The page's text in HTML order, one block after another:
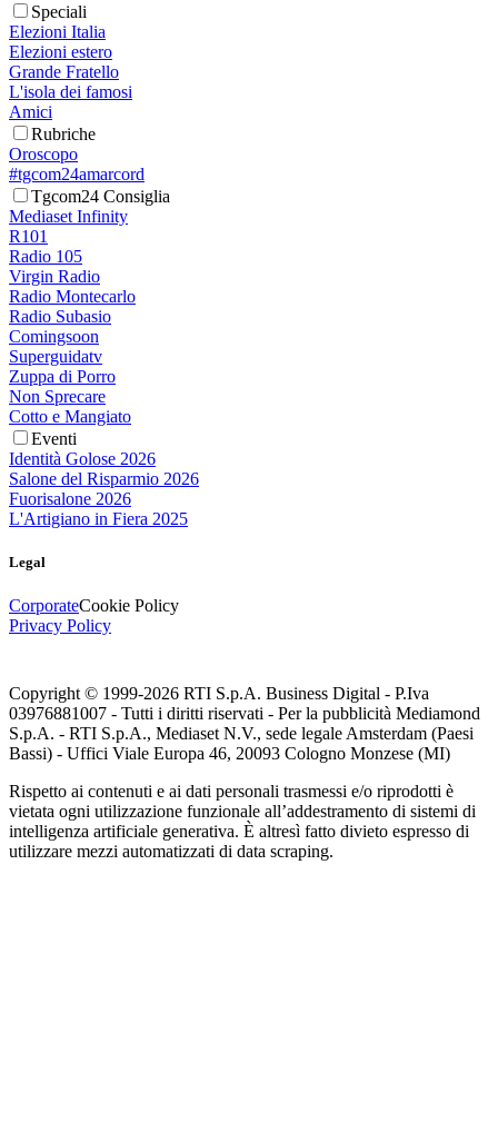
Speciali
Elezioni Italia
Elezioni estero
Grande Fratello
L'isola dei famosi
Amici
Rubriche
Oroscopo
#tgcom24amarcord
Tgcom24 Consiglia
Mediaset Infinity
R101
Radio 105
Virgin Radio
Radio Montecarlo
Radio Subasio
Comingsoon
Superguidatv
Zuppa di Porro
Non Sprecare
Cotto e Mangiato
Eventi
Identità Golose 2026
Salone del Risparmio 2026
Fuorisalone 2026
L'Artigiano in Fiera 2025
Legal
CorporateCookie Policy
Privacy Policy
Copyright © 1999-2026 RTI S.p.A. Business Digital - P.Iva
03976881007 - Tutti i diritti riservati - Per la pubblicità Mediamond
S.p.A. - RTI S.p.A., Mediaset N.V., sede legale Amsterdam (Paesi
Bassi) - Uffici Viale Europa 46, 20093 Cologno Monzese (MI)
Rispetto ai contenuti e ai dati personali trasmessi e/o riprodotti è
vietata ogni utilizzazione funzionale all’addestramento di sistemi di
intelligenza artificiale generativa. È altresì fatto divieto espresso di
utilizzare mezzi automatizzati di data scraping.